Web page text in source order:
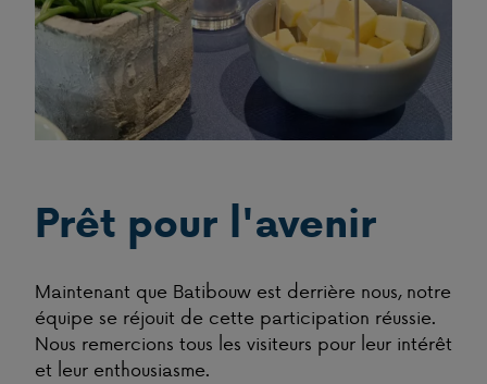
Prêt pour l'avenir
Maintenant que Batibouw est derrière nous, notre
équipe se réjouit de cette participation réussie.
Nous remercions tous les visiteurs pour leur intérêt
et leur enthousiasme.